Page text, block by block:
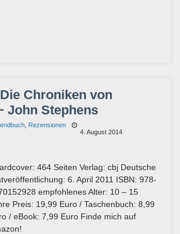
Chroniken von
John Stephens
Rezensionen
4. August 2014
464 Seiten Verlag: cbj Deutsche
6. April 2011 ISBN: 978-
empfohlenes Alter: 10 – 15
Preis: 19,99 Euro / Taschenbuch: 8,99
/ eBook: 7,99 Euro Finde mich auf